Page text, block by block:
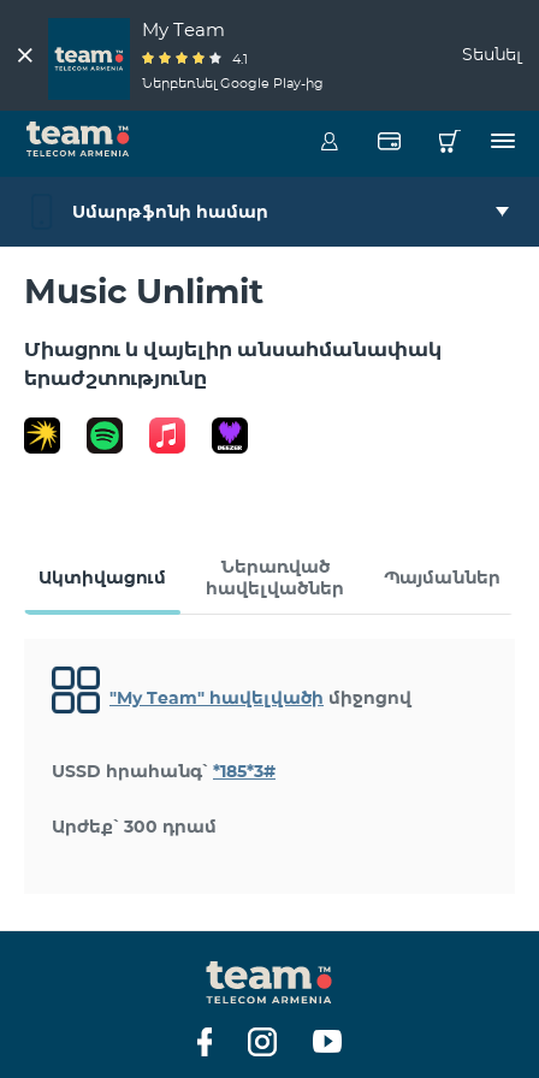
My Team
4.1
Ներբեռնել Google Play-ից
Տեսնել
Սմարթֆոնի համար
Music Unlimit
Միացրու և վայելիր անսահմանափակ
երաժշտությունը
Ակտիվացում
Ներառված
հավելվածներ
Պայմաններ
"My Team" հավելվածի միջոցով
USSD հրահանգ՝ *185*3#
Արժեք՝ 300 դրամ